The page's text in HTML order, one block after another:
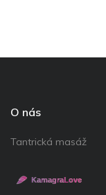
O nás
Tantrická masáž